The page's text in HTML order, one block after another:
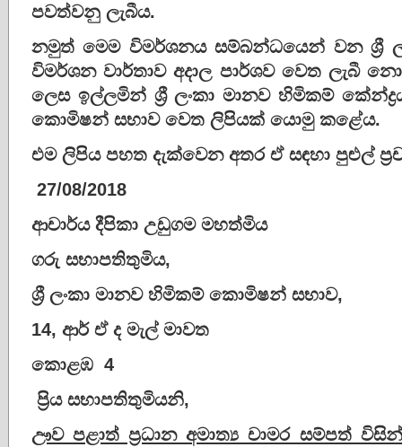
පවත්වනු ලැබීය.
නමුත් මෙම විමර්ශනය සම්බන්ධයෙන් වන ශ්‍රී
විමර්ශන වාර්තාව අදාල පාර්ශව වෙත ලැබී
ලෙස ඉල්ලමින් ශ්‍රී ලංකා මානව හිමිකම්
කොමිෂන් සභාව වෙත ලිපියක් යොමු කළේය.
එම ලිපිය පහත දැක්වෙන අතර ඒ සඳහා පුළුල්
27/08/2018
ආචාර්ය දීපිකා උඩුගම මහත්මිය
ගරු සභාපතිතුමිය,
ශ්‍රී ලංකා මානව හිමිකම් කොමිෂන් සභාව,
14, ආර් ඒ ද මැල් මාවත
කොළඹ 4
ප්‍රිය සභාපතිතුමියනි,
ඌව පළාත් ප්‍ර‍ධාන අමාත්‍ය චාමර සම්පත් විසින්